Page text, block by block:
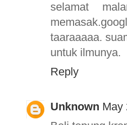
selamat
taaraaaaa.
untuk ilmunya.
Reply
Unknown May